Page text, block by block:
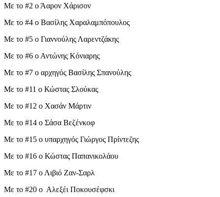
Με το #2 ο Άαρον Χάρισον
Με το #4 ο Βασίλης Χαραλαμπόπουλος
Με το #5 ο Γιαννούλης Λαρεντζάκης
Με το #6 ο Αντώνης Κόνιαρης
Με το #7 ο αρχηγός Βασίλης Σπανούλης
Με το #11 ο Κώστας Σλούκας
Με το #12 ο Χασάν Μάρτιν
Με το #14 ο Σάσα Βεζένκοφ
Με το #15 ο υπαρχηγός Γιώργος Πρίντεζης
Με το #16 ο Κώστας Παπανικολάου
Με το #17 ο Λιβιό Ζαν-Σαρλ
Με το #20 ο Αλεξέι Ποκουσέφσκι